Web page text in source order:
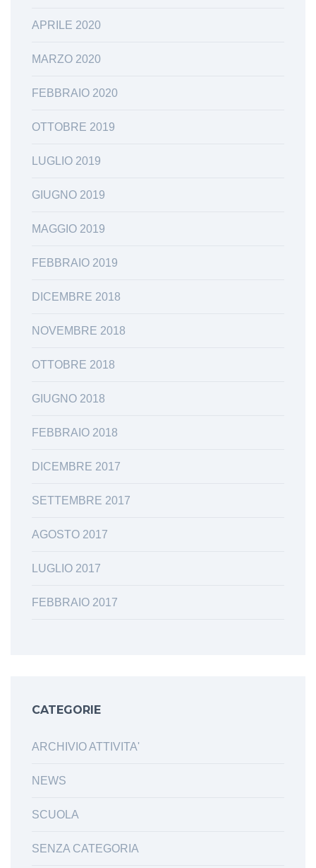
APRILE 2020
MARZO 2020
FEBBRAIO 2020
OTTOBRE 2019
LUGLIO 2019
GIUGNO 2019
MAGGIO 2019
FEBBRAIO 2019
DICEMBRE 2018
NOVEMBRE 2018
OTTOBRE 2018
GIUGNO 2018
FEBBRAIO 2018
DICEMBRE 2017
SETTEMBRE 2017
AGOSTO 2017
LUGLIO 2017
FEBBRAIO 2017
CATEGORIE
ARCHIVIO ATTIVITA'
NEWS
SCUOLA
SENZA CATEGORIA